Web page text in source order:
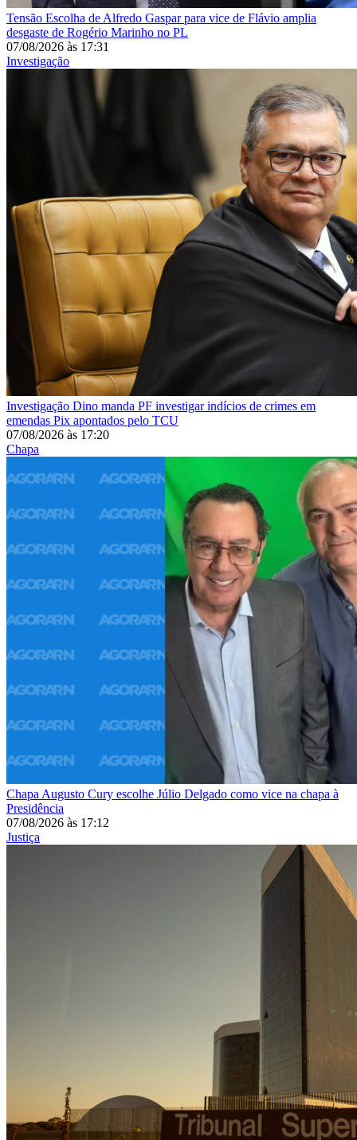
Tensão Escolha de Alfredo Gaspar para vice de Flávio amplia
desgaste de Rogério Marinho no PL
07/08/2026 às 17:31
Investigação
Investigação Dino manda PF investigar indícios de crimes em
emendas Pix apontados pelo TCU
07/08/2026 às 17:20
Chapa
Chapa Augusto Cury escolhe Júlio Delgado como vice na chapa à
Presidência
07/08/2026 às 17:12
Justiça